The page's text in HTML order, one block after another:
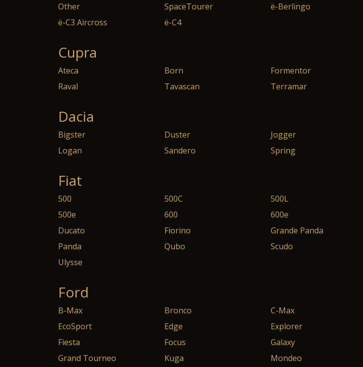
Other SpaceTourer ë-Berlingo
ë-C3 Aircross
ë-C4
Cupra
Ateca Born Formentor
Raval
Tavascan Terramar
Dacia
Bigster Duster Jogger
Logan
Sandero Spring
Fiat
500 500C 500L
500e
600 600e
Ducato
Fiorino Grande Panda
Panda
Qubo Scudo
Ulysse
Ford
B-Max Bronco C-Max
EcoSport
Edge Explorer
Fiesta
Focus Galaxy
Grand Tourneo
Kuga Mondeo